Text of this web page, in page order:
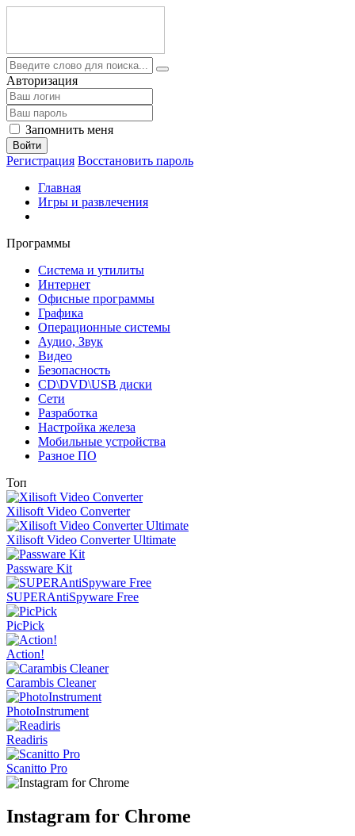
Авторизация
Запомнить меня
Войти
Регистрация Восстановить пароль
Главная
Игры и развлечения
Программы
Система и утилиты
Интернет
Офисные программы
Графика
Операционные системы
Аудио, Звук
Видео
Безопасность
CD\DVD\USB диски
Сети
Разработка
Настройка железа
Мобильные устройства
Разное ПО
Топ
Xilisoft Video Converter
Xilisoft Video Converter Ultimate
Passware Kit
SUPERAntiSpyware Free
PicPick
Action!
Carambis Cleaner
PhotoInstrument
Readiris
Scanitto Pro
Instagram for Chrome